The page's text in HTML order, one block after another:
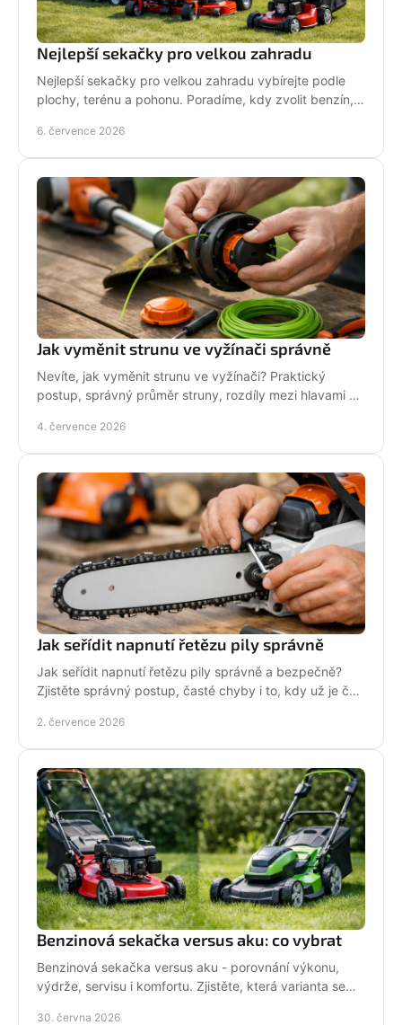
Nejlepší sekačky pro velkou zahradu
Nejlepší sekačky pro velkou zahradu vybírejte podle
plochy, terénu a pohonu. Poradíme, kdy zvolit benzín,
6. července 2026
Jak vyměnit strunu ve vyžínači správně
Nevíte, jak vyměnit strunu ve vyžínači? Praktický
postup, správný průměr struny, rozdíly mezi hlavami a
4. července 2026
Jak seřídit napnutí řetězu pily správně
Jak seřídit napnutí řetězu pily správně a bezpečně?
Zjistěte správný postup, časté chyby i to, kdy už je čas
2. července 2026
Benzinová sekačka versus aku: co vybrat
Benzinová sekačka versus aku - porovnání výkonu,
výdrže, servisu i komfortu. Zjistěte, která varianta se
30. června 2026